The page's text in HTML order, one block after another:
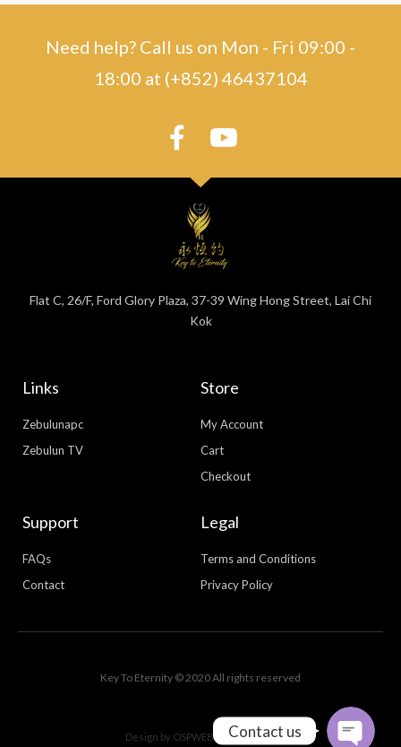
Need help? Call us on Mon - Fri 09:00 -
18:00 at (+852) 46437104
Flat C, 26/F, Ford Glory Plaza, 37-39 Wing Hong Street, Lai Chi
Kok
Links
Zebulunapc
Zebulun TV
Store
My Account
Cart
Checkout
Support
FAQs
Contact
Legal
Terms and Conditions
Privacy Policy
Key To Eternity © 2020 All rights reserved
Design by OSPWEBDESIGN.COM
Contact us